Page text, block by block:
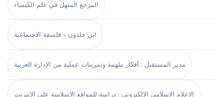
المرجع السهل في علم الكيمياء
ابن خلدون - فلسفة الاجتماعية
مدير المستقبل : أفكار ملهمة وتمرينات عملية من الإدارة الغربية
الإعلام الإسلامي الإلكتروني : دراسة للمواقع الإسلامية على الإنترنت